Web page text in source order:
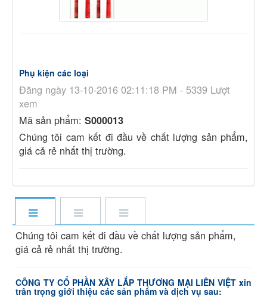
Phụ kiện các loại
Đăng ngày 13-10-2016 02:11:18 PM - 5339 Lượt
xem
Mã sản phẩm: S000013
Chúng tôi cam kết đi đầu về chất lượng sản phẩm,
giá cả rẻ nhất thị trường.
Chúng tôi cam kết đi đầu về chất lượng sản phẩm,
giá cả rẻ nhất thị trường.
CÔNG TY CỔ PHẦN XÂY LẮP THƯƠNG MẠI LIÊN VIỆT xin
trân trọng giới thiệu các sản phẩm và dịch vụ sau: